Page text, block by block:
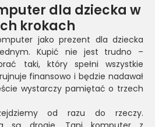
dla dziecka w
krokach
jako prezent dla dziecka
Kupić nie jest trudno –
taki, który spełni wszystkie
finansowo i będzie nadawał
wystarczy pamiętać o trzech
od razu do rzeczy.